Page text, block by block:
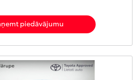
piedāvājumu